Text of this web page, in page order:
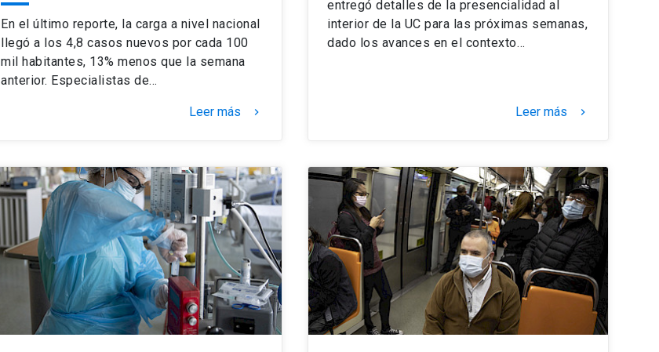
En el último reporte, la carga a nivel nacional
llegó a los 4,8 casos nuevos por cada 100
mil habitantes, 13% menos que la semana
anterior. Especialistas de…
Leer más keyboard_arrow_right
entregó detalles de la presencialidad al
interior de la UC para las próximas semanas,
dado los avances en el contexto…
Leer más keyboard_arrow_right